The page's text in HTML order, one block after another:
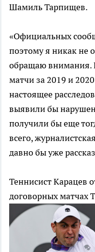
Шамиль Тарпищев.
«Официальных
поэтому я никак не
обращаю внимания.
матчи за 2019 и
настоящее
выявили бы
получили бы еще
всего,
давно бы уже
Теннисист Карацев
договорных матчах